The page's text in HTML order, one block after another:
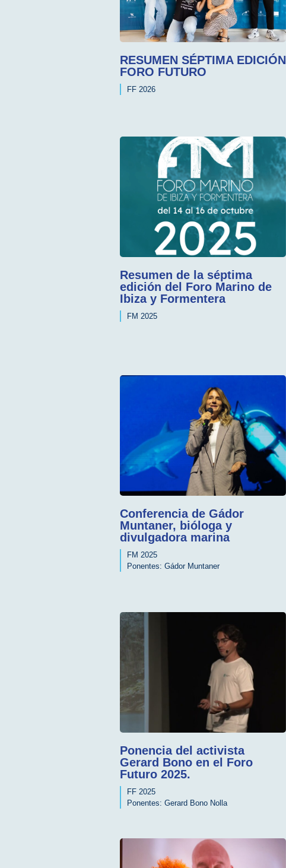
RESUMEN SÉPTIMA EDICIÓN
FORO FUTURO
FF 2026
Resumen de la séptima
edición del Foro Marino de
Ibiza y Formentera
FM 2025
Conferencia de Gádor
Muntaner, bióloga y
divulgadora marina
FM 2025
Ponentes: Gádor Muntaner
Ponencia del activista
Gerard Bono en el Foro
Futuro 2025.
FF 2025
Ponentes: Gerard Bono Nolla